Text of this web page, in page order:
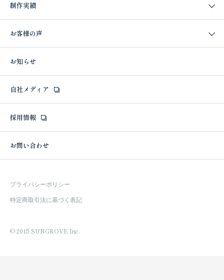
制作実績
お客様の声
お知らせ
自社メディア
採用情報
お問い合わせ
プライバシーポリシー
特定商取引法に基づく表記
© 2015 SUNGROVE Inc.